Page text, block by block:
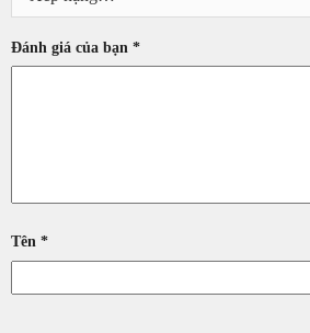
Đánh giá của bạn *
Tên *